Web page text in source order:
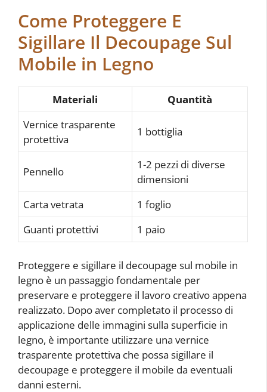
Come Proteggere E
Sigillare Il Decoupage Sul
Mobile in Legno
Materiali
Quantità
Vernice trasparente
protettiva
1 bottiglia
Pennello
1-2 pezzi di diverse
dimensioni
Carta vetrata
1 foglio
Guanti protettivi
1 paio
Proteggere e sigillare il decoupage sul mobile in
legno è un passaggio fondamentale per
preservare e proteggere il lavoro creativo appena
realizzato. Dopo aver completato il processo di
applicazione delle immagini sulla superficie in
legno, è importante utilizzare una vernice
trasparente protettiva che possa sigillare il
decoupage e proteggere il mobile da eventuali
danni esterni.